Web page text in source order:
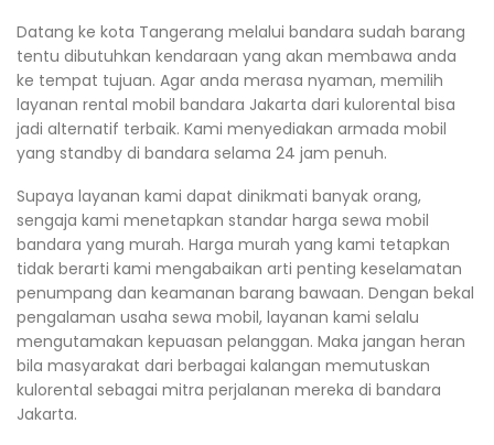
Datang ke kota Tangerang melalui bandara sudah barang
tentu dibutuhkan kendaraan yang akan membawa anda
ke tempat tujuan. Agar anda merasa nyaman, memilih
layanan rental mobil bandara Jakarta dari kulorental bisa
jadi alternatif terbaik. Kami menyediakan armada mobil
yang standby di bandara selama 24 jam penuh.
Supaya layanan kami dapat dinikmati banyak orang,
sengaja kami menetapkan standar harga sewa mobil
bandara yang murah. Harga murah yang kami tetapkan
tidak berarti kami mengabaikan arti penting keselamatan
penumpang dan keamanan barang bawaan. Dengan bekal
pengalaman usaha sewa mobil, layanan kami selalu
mengutamakan kepuasan pelanggan. Maka jangan heran
bila masyarakat dari berbagai kalangan memutuskan
kulorental sebagai mitra perjalanan mereka di bandara
Jakarta.